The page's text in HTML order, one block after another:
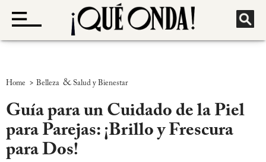
Home > Belleza & Salud y Bienestar
Guía para un Cuidado de la Piel
para Parejas: ¡Brillo y Frescura
para Dos!